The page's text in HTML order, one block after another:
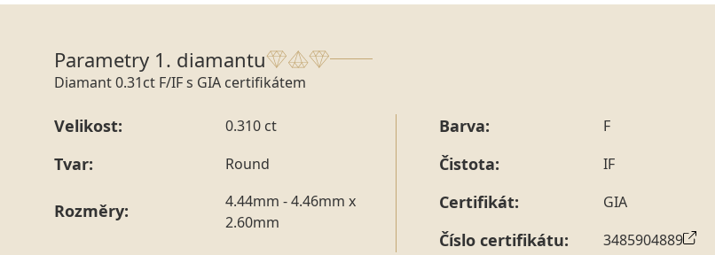
Parametry 1. diamantu
Diamant 0.31ct F/IF s GIA certifikátem
Velikost: 0.310 ct
Tvar: Round
Rozměry:
4.44mm - 4.46mm x
2.60mm
Barva: F
Čistota: IF
Certifikát: GIA
Číslo certifikátu: 3485904889